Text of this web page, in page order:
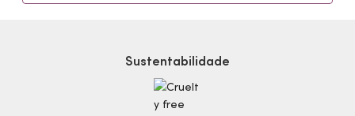
Sustentabilidade